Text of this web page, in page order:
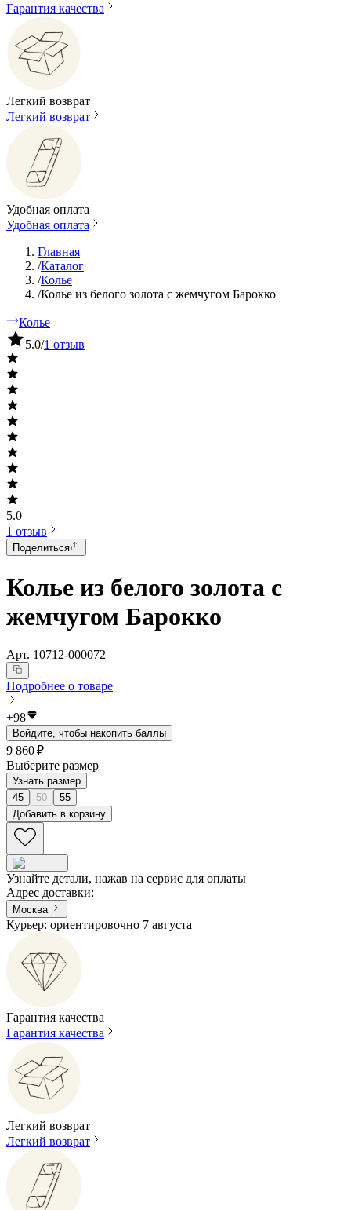
Гарантия качества
Легкий возврат
Легкий возврат
Удобная оплата
Удобная оплата
Главная
/Каталог
/Колье
/Колье из белого золота с жемчугом Барокко
Колье
5.0/1 отзыв
5.0
1 отзыв
Поделиться
Колье из белого золота с
жемчугом Барокко
Арт. 10712-000072
Подробнее о товаре
+98
Войдите, чтобы накопить баллы
9 860 ₽
Выберите размер
Узнать размер
45
50
55
Добавить в корзину
Узнайте детали, нажав на сервис для оплаты
Адрес доставки:
Москва
Курьер: ориентировочно 7 августа
Гарантия качества
Гарантия качества
Легкий возврат
Легкий возврат